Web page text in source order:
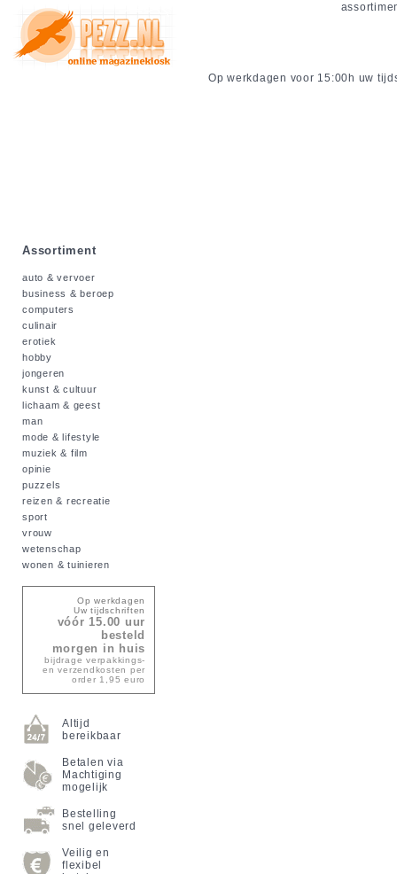
Op werkdagen voor 15:00h uw
Assortiment
auto & vervoer
business & beroep
computers
culinair
erotiek
hobby
jongeren
kunst & cultuur
lichaam & geest
man
mode & lifestyle
muziek & film
opinie
puzzels
reizen & recreatie
sport
vrouw
wetenschap
wonen & tuinieren
Op werkdagen
Uw tijdschriften
vóór 15.00 uur
besteld
morgen in huis
bijdrage verpakkings-
en verzendkosten per
order 1,95 euro
Altijd
bereikbaar
Betalen via
Machtiging
mogelijk
Bestelling
snel geleverd
Veilig en
flexibel